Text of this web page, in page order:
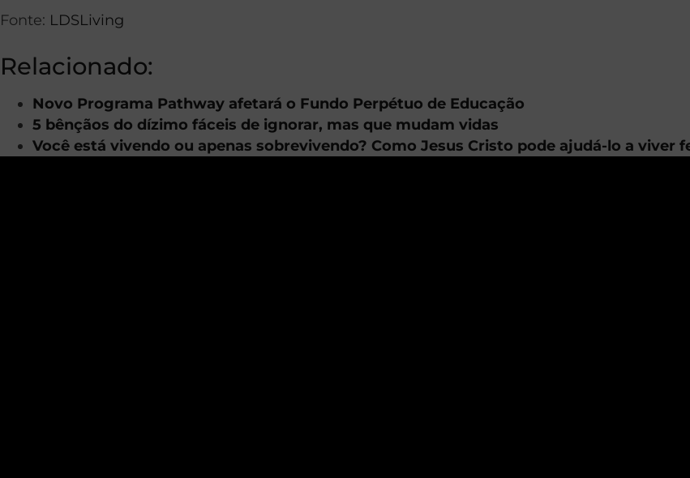
Fonte: LDSLiving
Relacionado:
Novo Programa Pathway afetará o Fundo Perpétuo de Educação
5 bênçãos do dízimo fáceis de ignorar, mas que mudam vidas
Você está vivendo ou apenas sobrevivendo? Como Jesus Cristo pode ajudá-lo a viver